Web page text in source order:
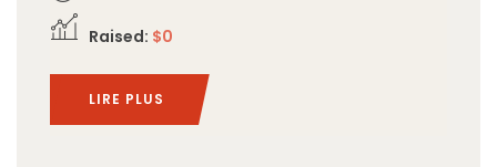
Raised: $0
LIRE PLUS